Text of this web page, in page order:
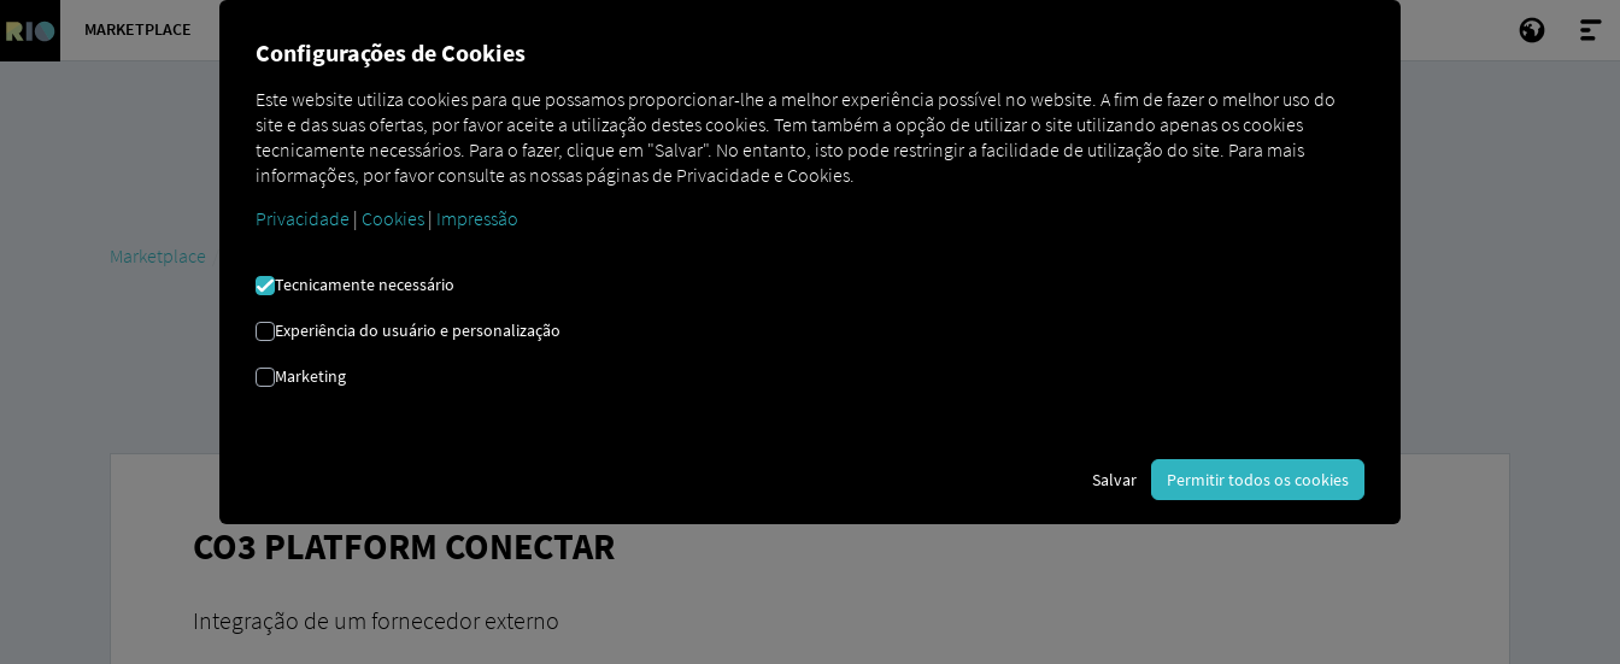
MARKETPLACE
Marketplace
CO3 PLATFORM CONECTAR
Integração de um fornecedor externo
Configurações de Cookies
Este website utiliza cookies para que possamos proporcionar-lhe a melhor experiência possível no website. A fim de fazer o melhor uso do
site e das suas ofertas, por favor aceite a utilização destes cookies. Tem também a opção de utilizar o site utilizando apenas os cookies
tecnicamente necessários. Para o fazer, clique em "Salvar". No entanto, isto pode restringir a facilidade de utilização do site. Para mais
informações, por favor consulte as nossas páginas de Privacidade e Cookies.
Privacidade | Cookies | Impressão
Tecnicamente necessário
Experiência do usuário e personalização
Marketing
Salvar Permitir todos os cookies